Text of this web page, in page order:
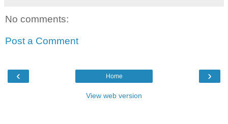
No comments:
Post a Comment
‹ ›
Home
View web version